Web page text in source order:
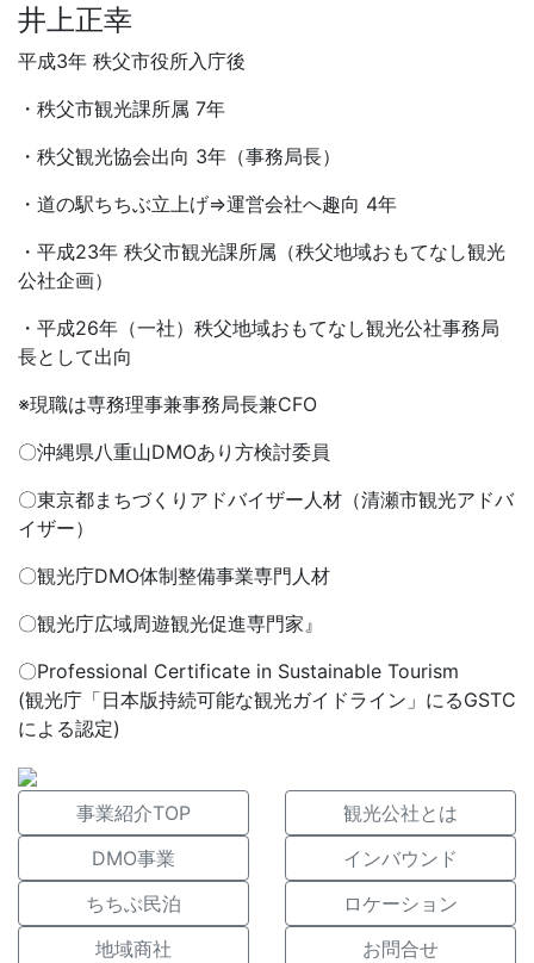
井上正幸
平成3年 秩父市役所入庁後
・秩父市観光課所属 7年
・秩父観光協会出向 3年（事務局長）
・道の駅ちちぶ立上げ⇒運営会社へ趣向 4年
・平成23年 秩父市観光課所属（秩父地域おもてなし観光
公社企画）
・平成26年（一社）秩父地域おもてなし観光公社事務局
長として出向
※現職は専務理事兼事務局長兼CFO
〇沖縄県八重山DMOあり方検討委員
〇東京都まちづくりアドバイザー人材（清瀬市観光アドバ
イザー）
〇観光庁DMO体制整備事業専門人材
〇観光庁広域周遊観光促進専門家』
〇Professional Certificate in Sustainable Tourism
(観光庁「日本版持続可能な観光ガイドライン」にるGSTC
による認定)
事業紹介TOP
観光公社とは
DMO事業
インバウンド
ちちぶ民泊
ロケーション
地域商社
お問合せ